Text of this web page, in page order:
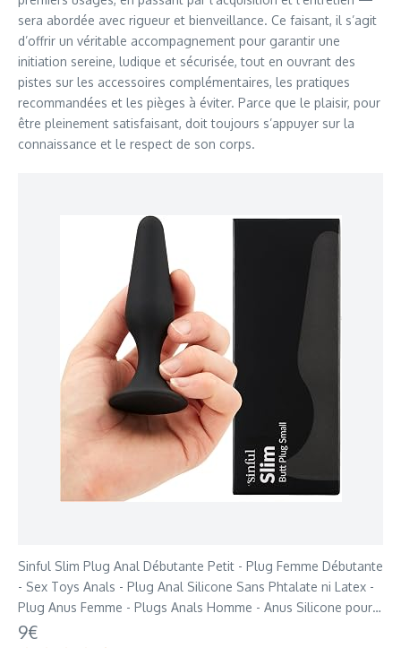
sera abordée avec rigueur et bienveillance. Ce faisant, il s’agit
d’offrir un véritable accompagnement pour garantir une
initiation sereine, ludique et sécurisée, tout en ouvrant des
pistes sur les accessoires complémentaires, les pratiques
recommandées et les pièges à éviter. Parce que le plaisir, pour
être pleinement satisfaisant, doit toujours s’appuyer sur la
connaissance et le respect de son corps.
Sinful Slim Plug Anal Débutante Petit - Plug Femme Débutante
- Sex Toys Anals - Plug Anal Silicone Sans Phtalate ni Latex -
Plug Anus Femme - Plugs Anals Homme - Anus Silicone pour
Hommes et Femmes
9€